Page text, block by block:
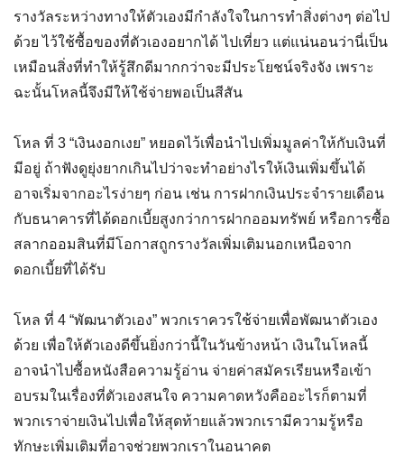
รางวัลระหว่างทางให้ตัวเองมีกำลังใจในการทำสิ่งต่างๆ ต่อไป
ด้วย ไว้ใช้ซื้อของที่ตัวเองอยากได้ ไปเที่ยว แต่แน่นอนว่านี่เป็น
เหมือนสิ่งที่ทำให้รู้สึกดีมากกว่าจะมีประโยชน์จริงจัง เพราะ
ฉะนั้นโหลนี้จึงมีให้ใช้จ่ายพอเป็นสีสัน
โหล ที่ 3 “เงินงอกเงย” หยอดไว้เพื่อนำไปเพิ่มมูลค่าให้กับเงินที่
มีอยู่ ถ้าฟังดูยุ่งยากเกินไปว่าจะทำอย่างไรให้เงินเพิ่มขึ้นได้
อาจเริ่มจากอะไรง่ายๆ ก่อน เช่น การฝากเงินประจำรายเดือน
กับธนาคารที่ได้ดอกเบี้ยสูงกว่าการฝากออมทรัพย์ หรือการซื้อ
สลากออมสินที่มีโอกาสถูกรางวัลเพิ่มเติมนอกเหนือจาก
ดอกเบี้ยที่ได้รับ
โหล ที่ 4 “พัฒนาตัวเอง” พวกเราควรใช้จ่ายเพื่อพัฒนาตัวเอง
ด้วย เพื่อให้ตัวเองดีขึ้นยิ่งกว่านี้ในวันข้างหน้า เงินในโหลนี้
อาจนำไปซื้อหนังสือความรู้อ่าน จ่ายค่าสมัครเรียนหรือเข้า
อบรมในเรื่องที่ตัวเองสนใจ ความคาดหวังคืออะไรก็ตามที่
พวกเราจ่ายเงินไปเพื่อให้สุดท้ายแล้วพวกเรามีความรู้หรือ
ทักษะเพิ่มเติมที่อาจช่วยพวกเราในอนาคต